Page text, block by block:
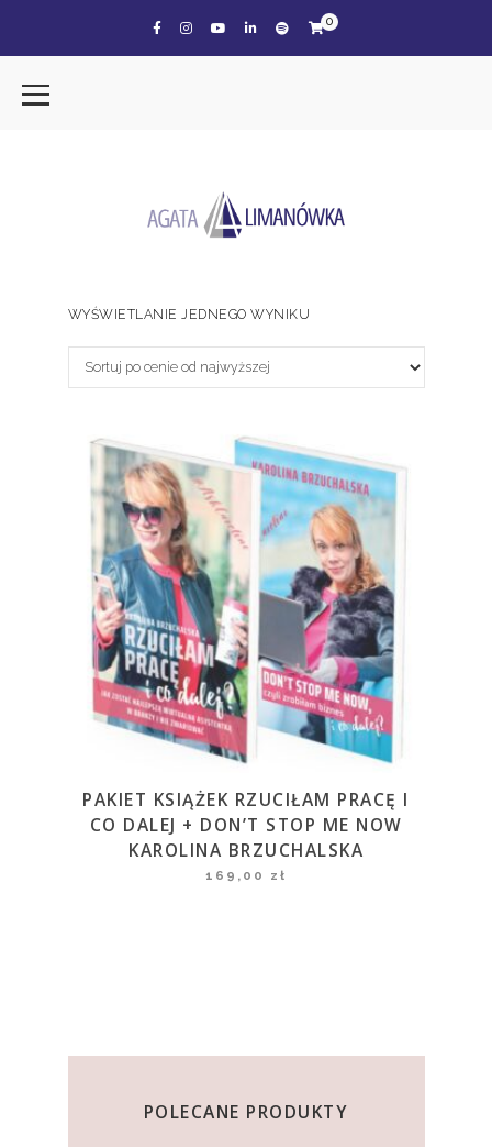
0
WYŚWIETLANIE JEDNEGO WYNIKU
PAKIET KSIĄŻEK RZUCIŁAM PRACĘ I
CO DALEJ + DON’T STOP ME NOW
KAROLINA BRZUCHALSKA
169,00 zł
POLECANE PRODUKTY